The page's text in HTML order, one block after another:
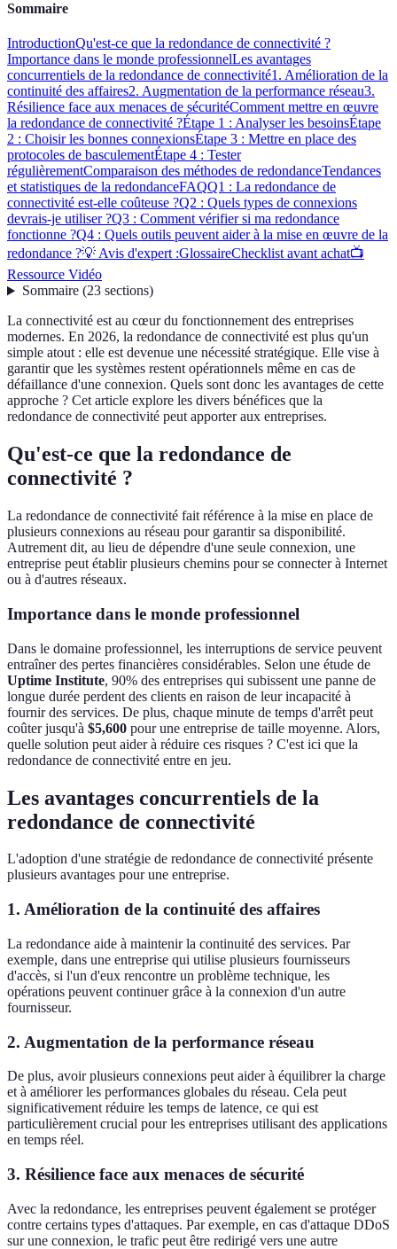
Sommaire
IntroductionQu'est-ce que la redondance de connectivité ?
Importance dans le monde professionnelLes avantages
concurrentiels de la redondance de connectivité1. Amélioration de la
continuité des affaires2. Augmentation de la performance réseau3.
Résilience face aux menaces de sécuritéComment mettre en œuvre
la redondance de connectivité ?Étape 1 : Analyser les besoinsÉtape
2 : Choisir les bonnes connexionsÉtape 3 : Mettre en place des
protocoles de basculementÉtape 4 : Tester
régulièrementComparaison des méthodes de redondanceTendances
et statistiques de la redondanceFAQQ1 : La redondance de
connectivité est-elle coûteuse ?Q2 : Quels types de connexions
devrais-je utiliser ?Q3 : Comment vérifier si ma redondance
fonctionne ?Q4 : Quels outils peuvent aider à la mise en œuvre de la
redondance ?💡 Avis d'expert :GlossaireChecklist avant achat📺
Ressource Vidéo
Sommaire(23 sections)
La connectivité est au cœur du fonctionnement des entreprises
modernes. En 2026, la redondance de connectivité est plus qu'un
simple atout : elle est devenue une nécessité stratégique. Elle vise à
garantir que les systèmes restent opérationnels même en cas de
défaillance d'une connexion. Quels sont donc les avantages de cette
approche ? Cet article explore les divers bénéfices que la
redondance de connectivité peut apporter aux entreprises.
Qu'est-ce que la redondance de
connectivité ?
La redondance de connectivité fait référence à la mise en place de
plusieurs connexions au réseau pour garantir sa disponibilité.
Autrement dit, au lieu de dépendre d'une seule connexion, une
entreprise peut établir plusieurs chemins pour se connecter à Internet
ou à d'autres réseaux.
Importance dans le monde professionnel
Dans le domaine professionnel, les interruptions de service peuvent
entraîner des pertes financières considérables. Selon une étude de
Uptime Institute, 90% des entreprises qui subissent une panne de
longue durée perdent des clients en raison de leur incapacité à
fournir des services. De plus, chaque minute de temps d'arrêt peut
coûter jusqu'à $5,600 pour une entreprise de taille moyenne. Alors,
quelle solution peut aider à réduire ces risques ? C'est ici que la
redondance de connectivité entre en jeu.
Les avantages concurrentiels de la
redondance de connectivité
L'adoption d'une stratégie de redondance de connectivité présente
plusieurs avantages pour une entreprise.
1. Amélioration de la continuité des affaires
La redondance aide à maintenir la continuité des services. Par
exemple, dans une entreprise qui utilise plusieurs fournisseurs
d'accès, si l'un d'eux rencontre un problème technique, les
opérations peuvent continuer grâce à la connexion d'un autre
fournisseur.
2. Augmentation de la performance réseau
De plus, avoir plusieurs connexions peut aider à équilibrer la charge
et à améliorer les performances globales du réseau. Cela peut
significativement réduire les temps de latence, ce qui est
particulièrement crucial pour les entreprises utilisant des applications
en temps réel.
3. Résilience face aux menaces de sécurité
Avec la redondance, les entreprises peuvent également se protéger
contre certains types d'attaques. Par exemple, en cas d'attaque DDoS
sur une connexion, le trafic peut être redirigé vers une autre